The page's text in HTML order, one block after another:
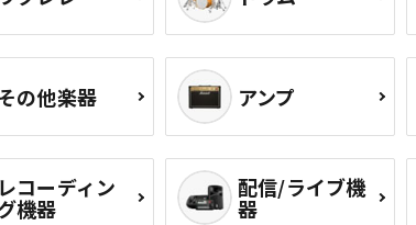
の他楽器 アンプ
レコーディン
機器
配信/ライブ機
器